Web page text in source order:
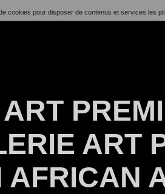
cookies pour disposer de contenus et services les
ART
AFRICAN